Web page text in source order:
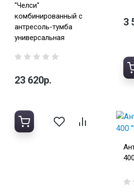
"Челси"
комбинированный с
антресоль-тумба
универсальная
23 620р.
3